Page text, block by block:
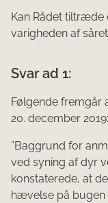
Kan Rådet
varigheden af
Svar ad 1:
Følgende
20. december 2019:
”Baggrund for
ved syning af dyr
konstatere­de, at
hævelse på bugen